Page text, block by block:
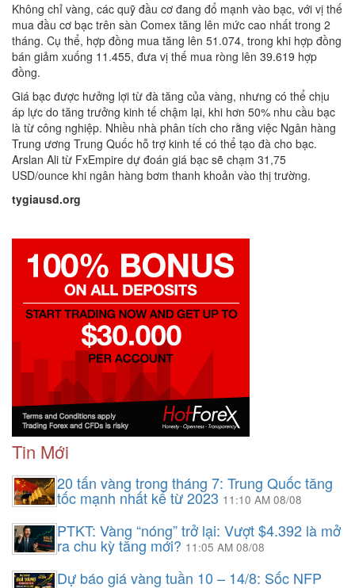
Không chỉ vàng, các quỹ đầu cơ đang đổ mạnh vào bạc, với vị thế
mua đầu cơ bạc trên sàn Comex tăng lên mức cao nhất trong 2
tháng. Cụ thể, hợp đồng mua tăng lên 51.074, trong khi hợp đồng
bán giảm xuống 11.455, đưa vị thế mua ròng lên 39.619 hợp
đồng.
Giá bạc được hưởng lợi từ đà tăng của vàng, nhưng có thể chịu
áp lực do tăng trưởng kinh tế chậm lại, khi hơn 50% nhu cầu bạc
là từ công nghiệp. Nhiều nhà phân tích cho rằng việc Ngân hàng
Trung ương Trung Quốc hỗ trợ kinh tế có thể tạo đà cho bạc.
Arslan Ali từ FxEmpire dự đoán giá bạc sẽ chạm 31,75
USD/ounce khi ngân hàng bơm thanh khoản vào thị trường.
tygiausd.org
Tin Mới
20 tấn vàng trong tháng 7: Trung Quốc tăng
tốc mạnh nhất kể từ 2023 11:10 AM 08/08
PTKT: Vàng “nóng” trở lại: Vượt $4.392 là mở
ra chu kỳ tăng mới? 11:05 AM 08/08
Dự báo giá vàng tuần 10 – 14/8: Sốc NFP